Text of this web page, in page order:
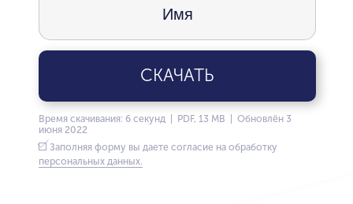
СКАЧАТЬ
Время скачивания: 6 секунд | PDF, 13 MB | Обновлён 3
июня 2022
Заполняя форму вы даете согласие на обработку
персональных данных.